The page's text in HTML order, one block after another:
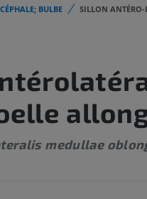
BULBE SILLON ANTÉRO-
medullae